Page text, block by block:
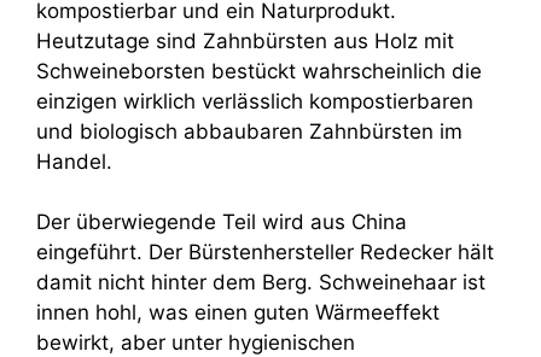
kompostierbar und ein Naturprodukt.
Heutzutage sind Zahnbürsten aus Holz mit
Schweineborsten bestückt wahrscheinlich die
einzigen wirklich verlässlich kompostierbaren
und biologisch abbaubaren Zahnbürsten im
Handel.
Der überwiegende Teil wird aus China
eingeführt. Der Bürstenhersteller Redecker hält
damit nicht hinter dem Berg. Schweinehaar ist
innen hohl, was einen guten Wärmeeffekt
bewirkt, aber unter hygienischen